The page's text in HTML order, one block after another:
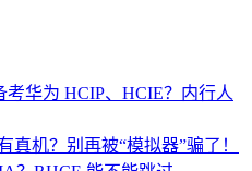
华为 HCIP、HCIE？内行人
真机？别再被“模拟器”骗了！